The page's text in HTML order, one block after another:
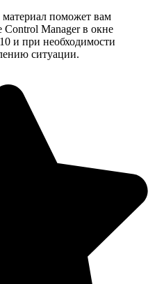
поможет вам
Control Manager в окне
и при необходимости
ситуации.